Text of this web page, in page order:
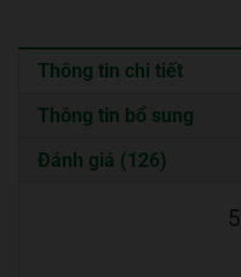
Thông tin chi tiết
Thông tin bổ sung
Đánh giá (126)